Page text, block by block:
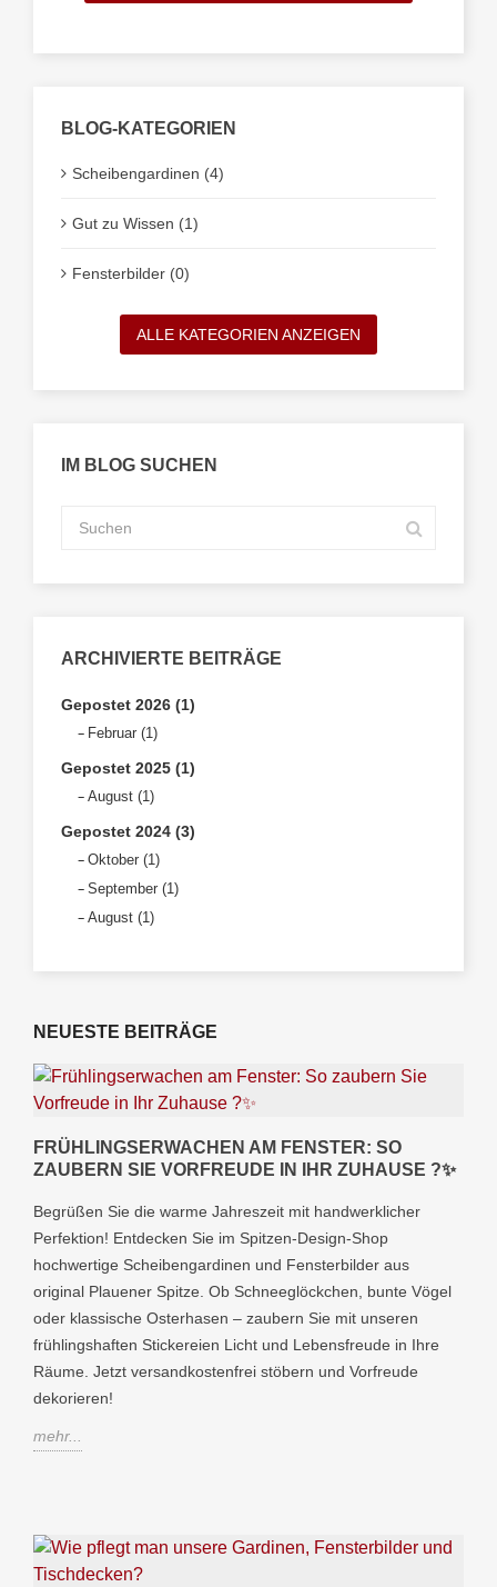
BLOG-KATEGORIEN
Scheibengardinen (4)
Gut zu Wissen (1)
Fensterbilder (0)
ALLE KATEGORIEN ANZEIGEN
IM BLOG SUCHEN
ARCHIVIERTE BEITRÄGE
Gepostet 2026 (1)
Februar (1)
Gepostet 2025 (1)
August (1)
Gepostet 2024 (3)
Oktober (1)
September (1)
August (1)
NEUESTE BEITRÄGE
FRÜHLINGSERWACHEN AM FENSTER: SO
ZAUBERN SIE VORFREUDE IN IHR ZUHAUSE ?✨
Begrüßen Sie die warme Jahreszeit mit handwerklicher
Perfektion! Entdecken Sie im Spitzen-Design-Shop
hochwertige Scheibengardinen und Fensterbilder aus
original Plauener Spitze. Ob Schneeglöckchen, bunte Vögel
oder klassische Osterhasen – zaubern Sie mit unseren
frühlingshaften Stickereien Licht und Lebensfreude in Ihre
Räume. Jetzt versandkostenfrei stöbern und Vorfreude
dekorieren!
mehr...